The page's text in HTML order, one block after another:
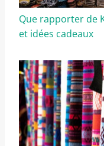
Que rapporter de
et idées cadeaux